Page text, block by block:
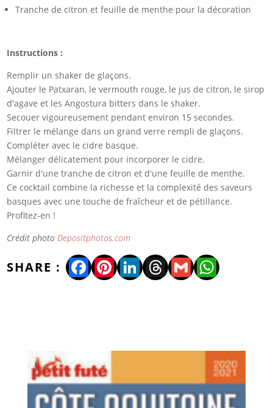
Tranche de citron et feuille de menthe pour la décoration
Instructions :
Remplir un shaker de glaçons.
Ajouter le Patxaran, le vermouth rouge, le jus de citron, le sirop
d'agave et les Angostura bitters dans le shaker.
Secouer vigoureusement pendant environ 15 secondes.
Filtrer le mélange dans un grand verre rempli de glaçons.
Compléter avec le cidre basque.
Mélanger délicatement pour incorporer le cidre.
Garnir d'une tranche de citron et d'une feuille de menthe.
Ce cocktail combine la richesse et la complexité des saveurs
basques avec une touche de fraîcheur et de pétillance.
Profitez-en !
Crédit photo Depositphotos.com
Facebook
Pinterest
LinkedIn
Threads
Gmail